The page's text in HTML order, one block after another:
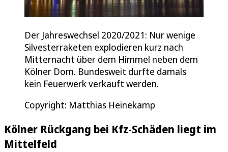
Der Jahreswechsel 2020/2021: Nur wenige
Silvesterraketen explodieren kurz nach
Mitternacht über dem Himmel neben dem
Kölner Dom. Bundesweit durfte damals
kein Feuerwerk verkauft werden.
Copyright: Matthias Heinekamp
Kölner Rückgang bei Kfz-Schäden liegt im
Mittelfeld